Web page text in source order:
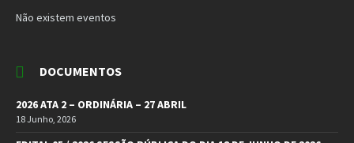
Não existem eventos
DOCUMENTOS
2026 ATA 2 – ORDINÁRIA – 27 ABRIL
18 Junho, 2026